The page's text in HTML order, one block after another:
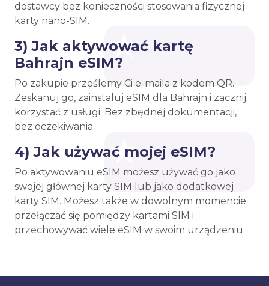
dostawcy bez konieczności stosowania fizycznej
karty nano-SIM.
3) Jak aktywować kartę
Bahrajn eSIM?
Po zakupie prześlemy Ci e-maila z kodem QR.
Zeskanuj go, zainstaluj eSIM dla Bahrajn i zacznij
korzystać z usługi. Bez zbędnej dokumentacji,
bez oczekiwania.
4) Jak używać mojej eSIM?
Po aktywowaniu eSIM możesz używać go jako
swojej głównej karty SIM lub jako dodatkowej
karty SIM. Możesz także w dowolnym momencie
przełączać się pomiędzy kartami SIM i
przechowywać wiele eSIM w swoim urządzeniu.